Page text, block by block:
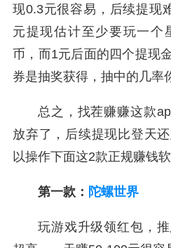
现0.3元很容易，后续提现
元提现估计至少要玩一个
币，而1元后面的四个提现
券是抽奖获得，抽中的几率
总之，找茬赚赚这款
放弃了，后续提现比登天
以操作下面这2款正规赚钱软
第一款： 陀螺世界
玩游戏升级领红包，